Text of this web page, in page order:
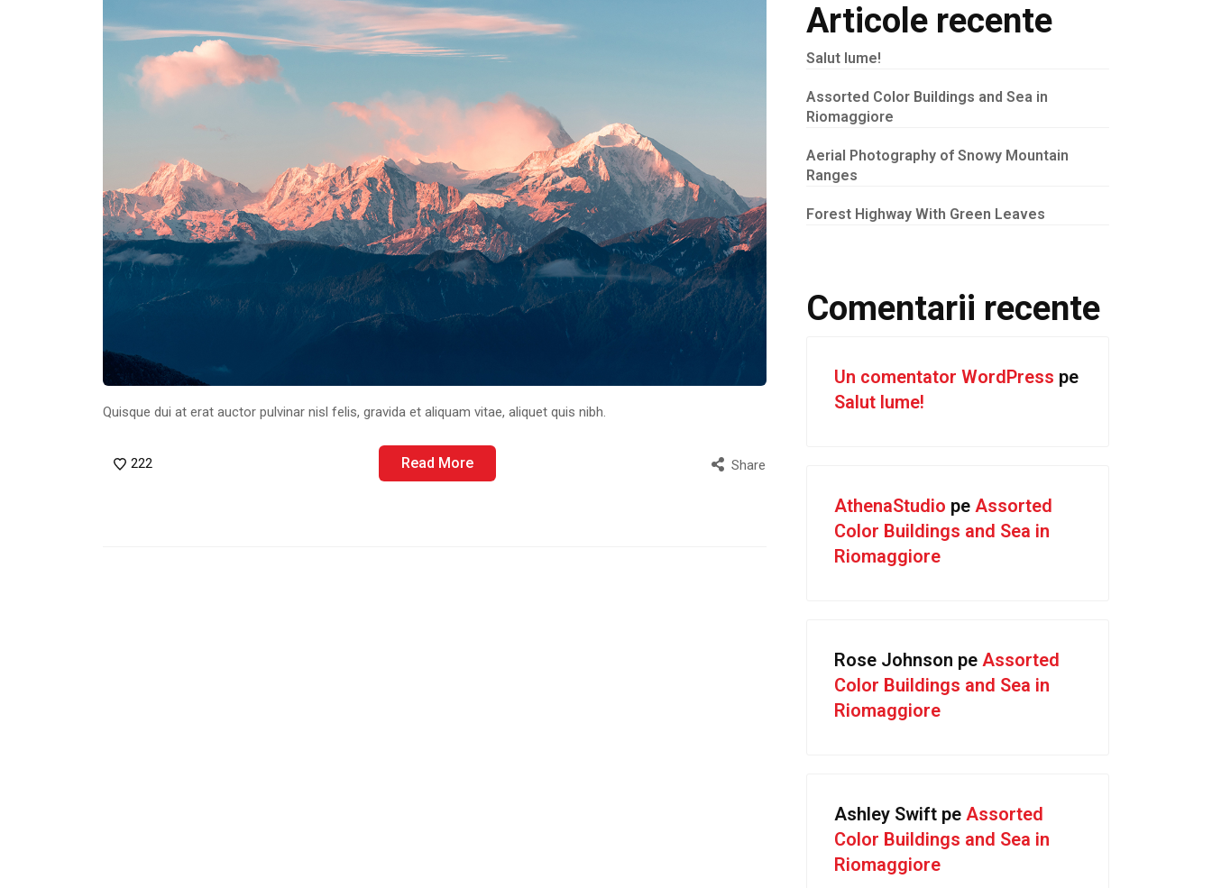
Quisque dui at erat auctor pulvinar nisl felis, gravida et aliquam vitae, aliquet quis nibh.
222 Read More Share
Articole recente
Salut lume!
Assorted Color Buildings and Sea in
Riomaggiore
Aerial Photography of Snowy Mountain
Ranges
Forest Highway With Green Leaves
Comentarii recente
Un comentator WordPress pe
Salut lume!
AthenaStudio pe Assorted
Color Buildings and Sea in
Riomaggiore
Rose Johnson pe Assorted
Color Buildings and Sea in
Riomaggiore
Ashley Swift pe Assorted
Color Buildings and Sea in
Riomaggiore